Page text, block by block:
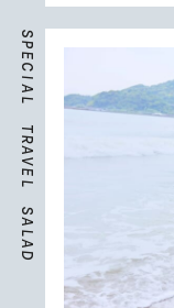
S
P
E
C
I
A
L
T
R
A
V
E
L
S
A
L
A
D